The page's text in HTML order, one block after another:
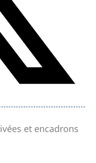
et encadrons